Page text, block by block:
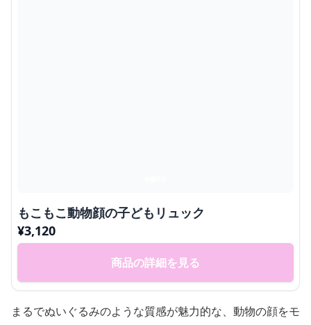
もこもこ動物顔の子どもリュック
¥3,120
商品の詳細を見る
まるでぬいぐるみのような質感が魅力的な、動物の顔をモ